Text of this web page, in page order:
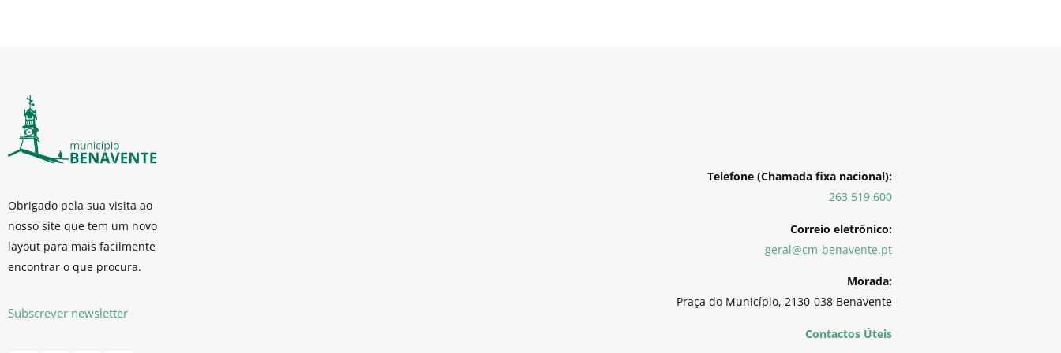
Obrigado pela sua visita ao
nosso site que tem um novo
layout para mais facilmente
encontrar o que procura.
Subscrever newsletter
Telefone (Chamada fixa nacional):
263 519 600
Correio eletrónico:
geral@cm-benavente.pt
Morada:
Praça do Município, 2130-038 Benavente
Contactos Úteis